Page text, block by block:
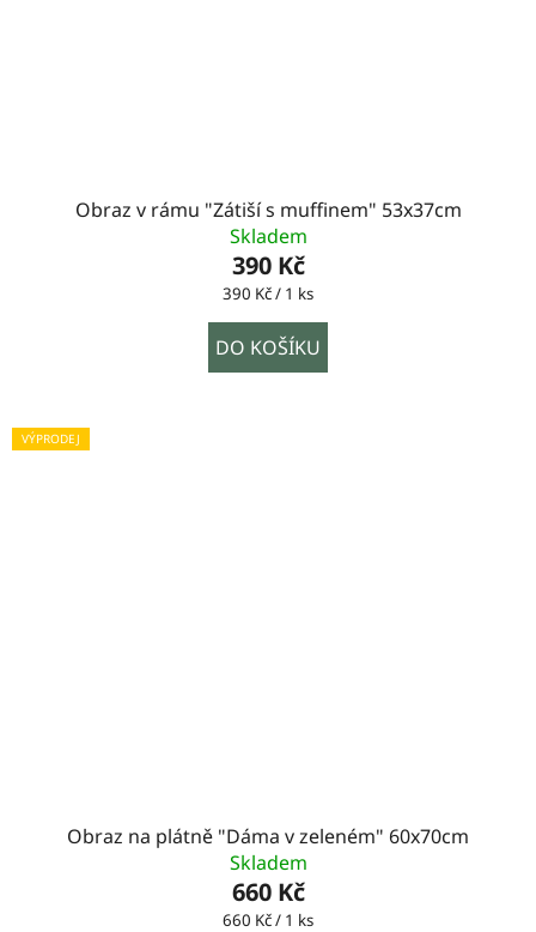
Obraz v rámu "Zátiší s muffinem" 53x37cm
Skladem
390 Kč
Měrná
390 Kč / 1 ks
DO KOŠÍKU
VÝPRODEJ
Obraz na plátně "Dáma v zeleném" 60x70cm
Skladem
660 Kč
Měrná
660 Kč / 1 ks